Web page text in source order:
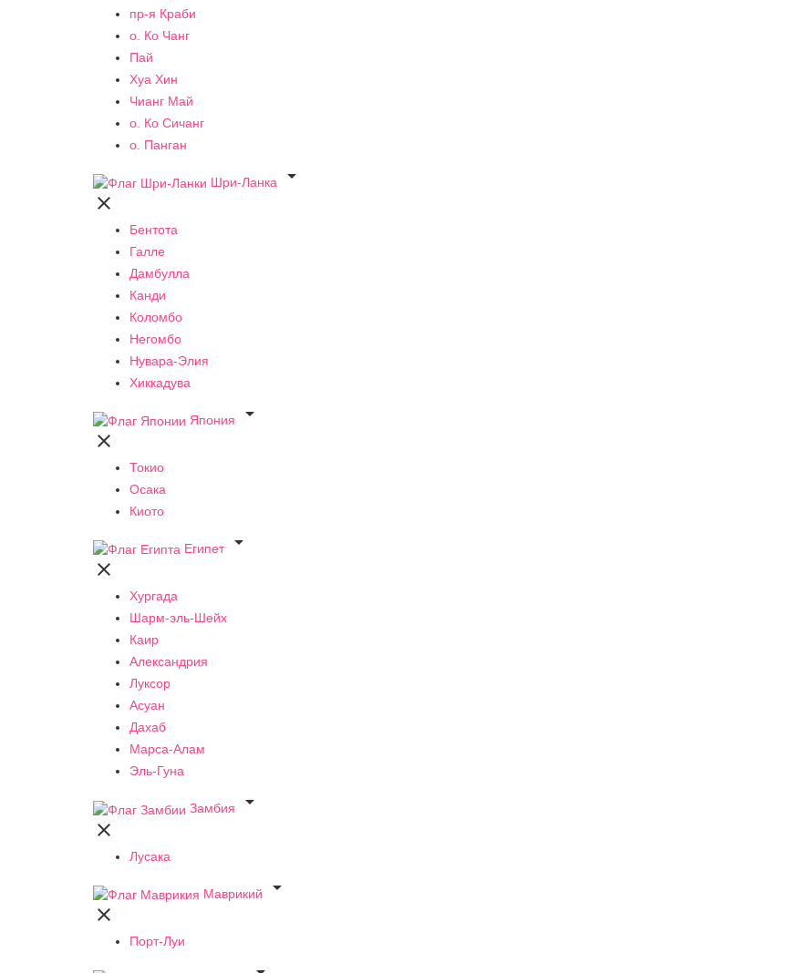
пр-я Краби
о. Ко Чанг
Пай
Хуа Хин
Чианг Май
о. Ко Сичанг
о. Панган
Шри-Ланка


Бентота
Галле
Дамбулла
Канди
Коломбо
Негомбо
Нувара-Элия
Хиккадува
Япония


Токио
Осака
Киото
Египет


Хургада
Шарм-эль-Шейх
Каир
Александрия
Луксор
Асуан
Дахаб
Марса-Алам
Эль-Гуна
Замбия


Лусака
Маврикий


Порт-Луи